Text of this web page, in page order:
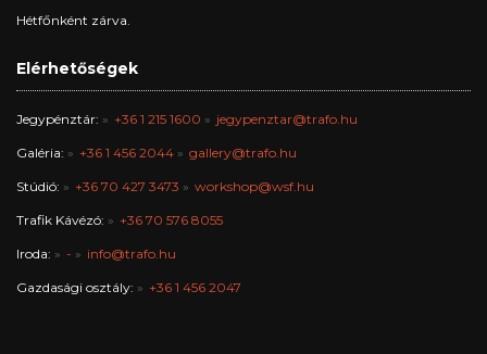
Hétfőnként zárva.
Elérhetőségek
Jegypénztár: +36 1 215 1600 jegypenztar@trafo.hu
Galéria: +36 1 456 2044 gallery@trafo.hu
Stúdió: +36 70 427 3473 workshop@wsf.hu
Trafik Kávézó: +36 70 576 8055
Iroda: - info@trafo.hu
Gazdasági osztály: +36 1 456 2047